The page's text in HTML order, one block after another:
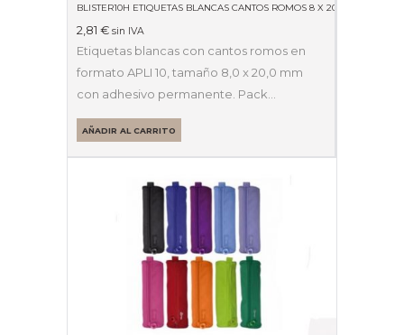
BLISTER10H ETIQUETAS BLANCAS CANTOS ROMOS 8 X 20MM 01633
2,81 € sin IVA
Etiquetas blancas con cantos romos en
formato APLI 10, tamaño 8,0 x 20,0 mm
con adhesivo permanente. Pack…
AÑADIR AL CARRITO